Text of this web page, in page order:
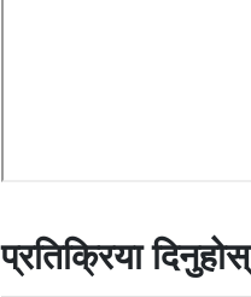
प्रतिक्रिया दिनुहोस्